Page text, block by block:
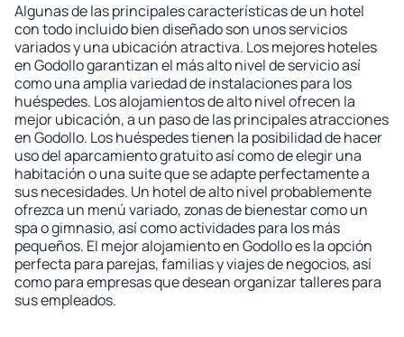
Algunas de las principales características de un hotel
con todo incluido bien diseñado son unos servicios
variados y una ubicación atractiva. Los mejores hoteles
en Godollo garantizan el más alto nivel de servicio así
como una amplia variedad de instalaciones para los
huéspedes. Los alojamientos de alto nivel ofrecen la
mejor ubicación, a un paso de las principales atracciones
en Godollo. Los huéspedes tienen la posibilidad de hacer
uso del aparcamiento gratuito así como de elegir una
habitación o una suite que se adapte perfectamente a
sus necesidades. Un hotel de alto nivel probablemente
ofrezca un menú variado, zonas de bienestar como un
spa o gimnasio, así como actividades para los más
pequeños. El mejor alojamiento en Godollo es la opción
perfecta para parejas, familias y viajes de negocios, así
como para empresas que desean organizar talleres para
sus empleados.